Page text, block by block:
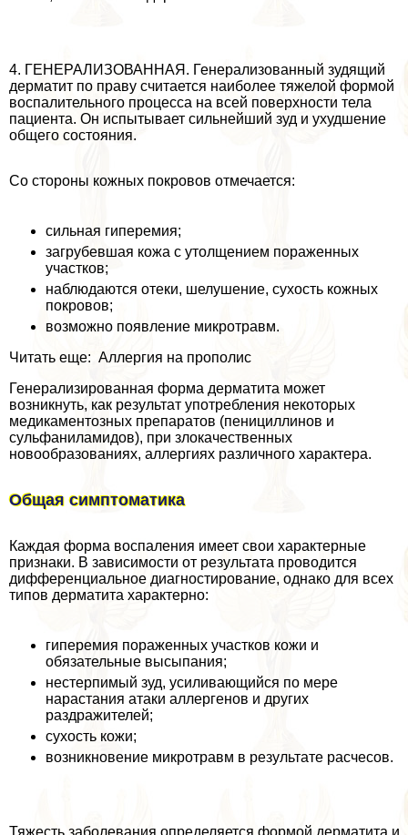
4. ГЕНЕРАЛИЗОВАННАЯ. Генерализованный зудящий
дерматит по праву считается наиболее тяжелой формой
воспалительного процесса на всей поверхности тела
пациента. Он испытывает сильнейший зуд и ухудшение
общего состояния.
Со стороны кожных покровов отмечается:
сильная гиперемия;
загрубевшая кожа с утолщением пораженных
участков;
наблюдаются отеки, шелушение, сухость кожных
покровов;
возможно появление микротравм.
Читать еще: Аллергия на прополис
Генерализированная форма дерматита может
возникнуть, как результат употрeбления некоторых
медикаментозных препаратов (пенициллинов и
сульфаниламидов), при злокачественных
новообразованиях, аллергиях различного хаpaктера.
Общая симптоматика
Каждая форма воспаления имеет свои хаpaктерные
признаки. В зависимости от результата проводится
дифференциальное диагностирование, однако для всех
типов дерматита хаpaктерно:
гиперемия пораженных участков кожи и
обязательные высыпания;
нестерпимый зуд, усиливающийся по мере
нарастания атаки аллергенов и других
раздражителей;
сухость кожи;
возникновение микротравм в результате расчесов.
Тяжесть заболевания определяется формой дерматита и